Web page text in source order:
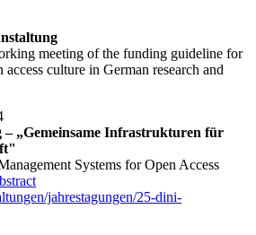
meeting of the funding guideline for
culture in German research and
– „Gemeinsame Infrastrukturen für
Systems for Open Access
jahrestagungen/25-dini-